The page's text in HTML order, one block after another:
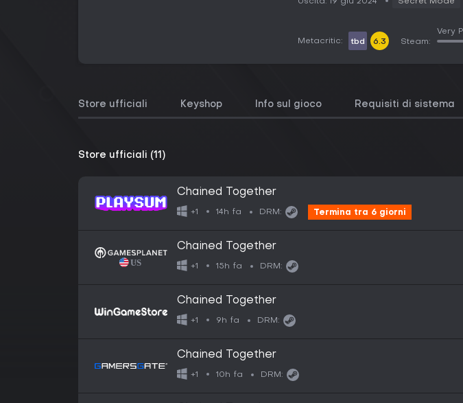
Metacritic: tbd 6.3 Steam:
Very
Store ufficiali Keyshop Info sul gioco Requisiti di sistema
Store ufficiali (11)
Chained Together
+1 14h fa DRM: Termina tra 6 giorni
Chained Together
+1 15h fa DRM:
Chained Together
+1 9h fa DRM:
Chained Together
+1 10h fa DRM: